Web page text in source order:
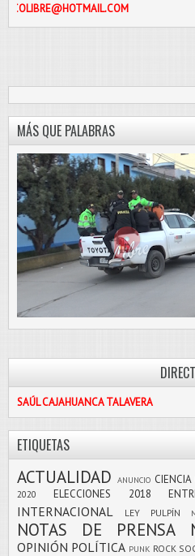
MÁS QUE PALABRAS
SAÚL CAJAHUANCA TALAVERA
ETIQUETAS
ACTUALIDAD ANUNCIO CIENCIA
2020
ELECCIONES 2018
INTERNACIONAL LEY PULPÍN
NOTAS DE PRENSA
OPINIÓN POLÍTICA PUNK ROCK